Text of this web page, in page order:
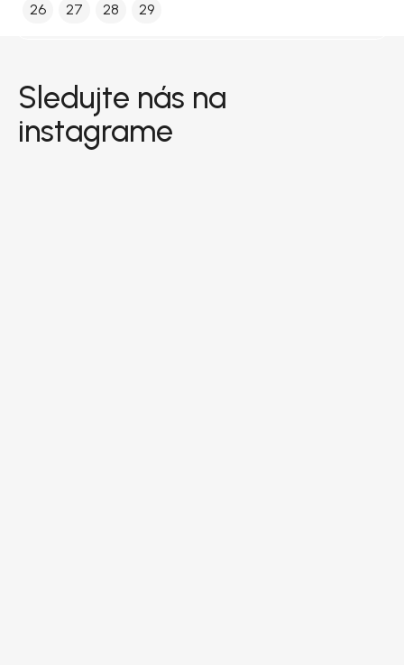
26 27 28 29
Sledujte nás na
instagrame